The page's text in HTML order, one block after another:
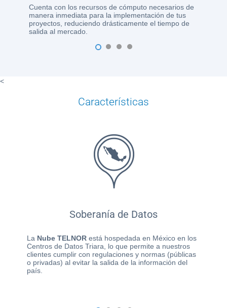
Cuenta con los recursos de cómputo necesarios de
manera inmediata para la implementación de tus
proyectos, reduciendo drásticamente el tiempo de
salida al mercado.
1 2 3 4
<
Características
Soberanía de Datos
La Nube TELNOR está hospedada en México en los
Centros de Datos Triara, lo que permite a nuestros
clientes cumplir con regulaciones y normas (públicas
o privadas) al evitar la salida de la información del
país.